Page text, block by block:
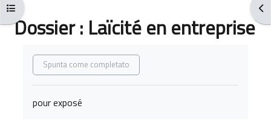
Apri indice del corso
Dossier : Laïcité en entreprise
Aggregazione dei criteri
Spunta come completato
pour exposé